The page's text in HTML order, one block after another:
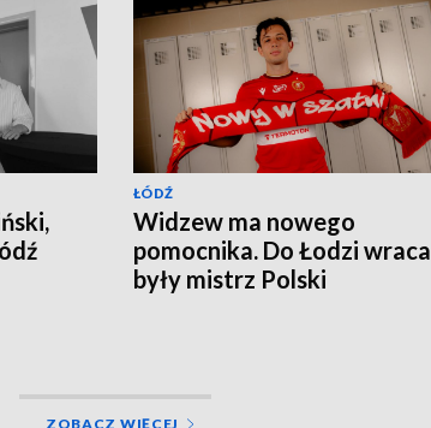
ŁÓDŹ
Widzew ma nowego
pomocnika. Do Łodzi wraca
były mistrz Polski
ZOBACZ WIĘCEJ